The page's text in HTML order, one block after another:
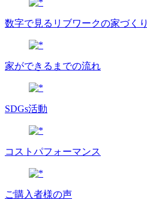
数字で⾒るリブワークの家づくり
家ができるまでの流れ
SDGs活動
コストパフォーマンス
ご購入者様の声